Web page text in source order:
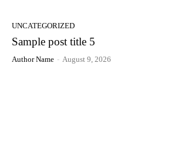
UNCATEGORIZED
Sample post title 5
Author Name - August 9, 2026